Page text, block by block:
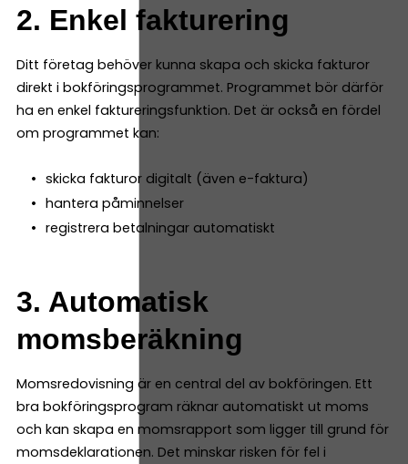
2. Enkel fakturering
Ditt företag behöver kunna skapa och skicka fakturor
direkt i bokföringsprogrammet. Programmet bör därför
ha en enkel faktureringsfunktion. Det är också en fördel
om programmet kan:
skicka fakturor digitalt (även e-faktura)
hantera påminnelser
registrera betalningar automatiskt
3. Automatisk
momsberäkning
Momsredovisning är en central del av bokföringen. Ett
bra bokföringsprogram räknar automatiskt ut moms
och kan skapa en momsrapport som ligger till grund för
momsdeklarationen. Det minskar risken för fel i